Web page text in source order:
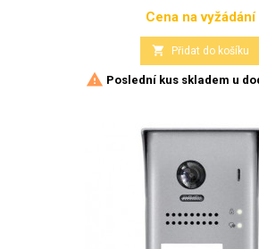
Cena
Cena na vyžádání
 Přidat do košíku
 Poslední kus skladem u